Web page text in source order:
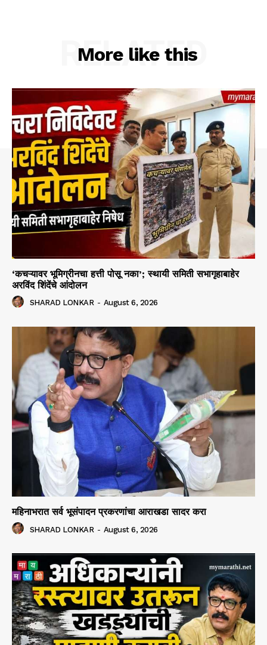
More like this
RELATED
‘कचऱ्यावर भूमिग्रीनचा हत्ती पोसू नका’; स्थायी समिती सभागृहाबाहेर
अरविंद शिंदेंचे आंदोलन
SHARAD LONKAR - August 6, 2026
महिनाभरात सर्व भूसंपादन प्रकरणांचा आराखडा सादर करा
SHARAD LONKAR - August 6, 2026